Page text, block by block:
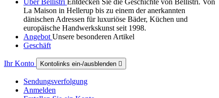
La Maison in Hellerup bis zu einem der anerkannten
dänischen Adressen für luxuriöse Bäder, Küchen und
europäische Handwerkskunst seit 1998.
Angebot Unsere besonderen Artikel
Geschäft
Ihr Konto Kontolinks ein-/ausblenden 
Sendungsverfolgung
Anmelden